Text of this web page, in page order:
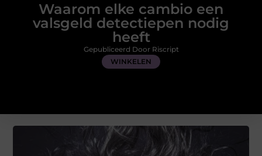
Waarom elke cambio een
valsgeld detectiepen nodig
heeft
WINKELEN
Gepubliceerd Door Riscript